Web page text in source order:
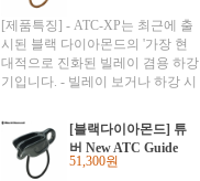
[제품특징] - ATC-XP는 최근에 출
시된 블랙 다이아몬드의 '가장 현
대적으로 진화된 빌레이 겸용 하강
기입니다. - 빌레이 보거나 하강 시
수 있고, 여러 가지 로프 직경에 따
라 다른 마찰력을 쓸 수 있습니다.
- 가령 8mm 더블 로프로 빙벽을 할
때는, 굴곡을 이루고 있는 이빨이
[블랙다이아몬드] 튜
버 New ATC Guide
51,300원